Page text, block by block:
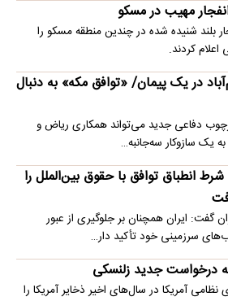
مهیب در مسکو
بلند شنیده شده در چندین منطقه مسکو را
کردند.
در یک پیمان/ «توافق مکه» به دنبال
دفاعی جدید می‌تواند همکاری ریاض و
به یک سازوکار سه‌جانبه…
انطباق توافق با حقوق بین‌الملل را
گفت: ایران همچنان بر جلوگیری از عبور
سرزمینی خود تأکید دار…
درخواست جدید زلنسکی
آمریکا در سال‌های اخیر ذخایر آمریکا را